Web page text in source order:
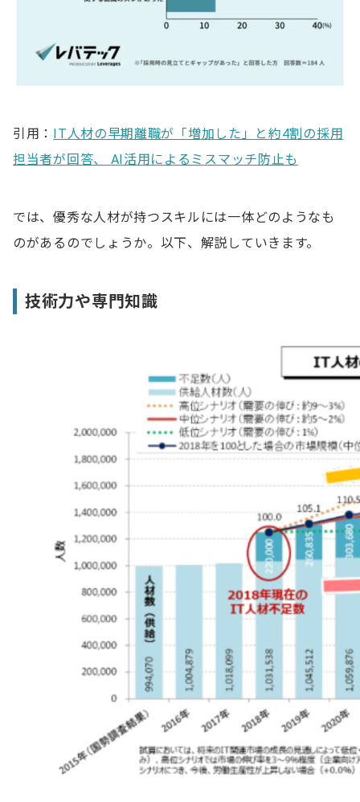
引用： IT人材の早期離職が「増加した」と約4割の採用
担当者が回答、 AI活用によるミスマッチ防止も
では、優秀な人材が持つスキルには一体どのようなも
のがあるのでしょうか。以下、解説していきます。
技術力や専門知識